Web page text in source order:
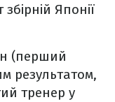
Японії
(перший
результатом,
тренер у